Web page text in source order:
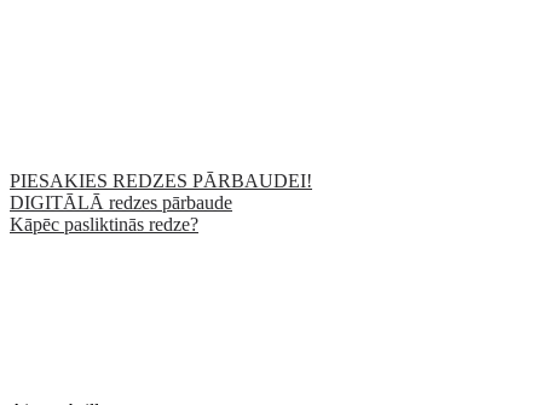
PIESAKIES REDZES PĀRBAUDEI!
DIGITĀLĀ redzes pārbaude
Kāpēc pasliktinās redze?